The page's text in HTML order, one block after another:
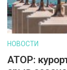
НОВОСТИ
АТОР: